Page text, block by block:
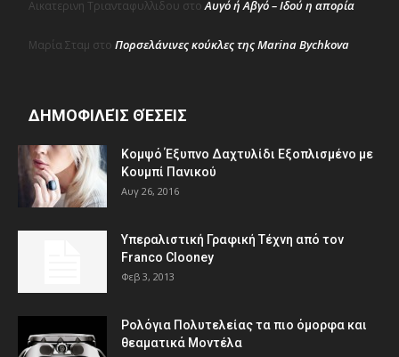
Αικατερινη Τριανταφυλλιδου στοΑυγό ή Αβγό – Ιδού η απορία
Μαρία Σταμ στο Πορσελάνινες κούκλες της Marina Bychkova
ΔΗΜΟΦΙΛΕΊΣ ΘΈΣΕΙΣ
Κομψό Έξυπνο Δαχτυλίδι Εξοπλισμένο με
Κουμπί Πανικού
Αυγ 26, 2016
Υπεραλιστική Γραφική Τέχνη από τον
Franco Clooney
Φεβ 3, 2013
Ρολόγια Πολυτελείας τα πιο όμορφα και
θεαματικά Μοντέλα